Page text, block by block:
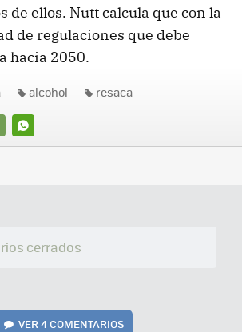
de ellos. Nutt calcula que con la
de regulaciones que debe
hacia 2050.
WHATSAPP
alcohol resaca
cerrados
VER4 COMENTARIOS